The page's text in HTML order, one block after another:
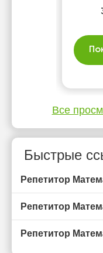
Все
Быстрые
Репетитор
Репетитор
Репетитор